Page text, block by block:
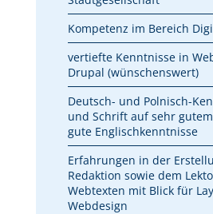
Kompetenz im Bereich
vertiefte Kenntnisse in
Drupal (wünschenswert)
Deutsch- und Polnisch-
und Schrift auf sehr
gute Englischkenntnisse
Erfahrungen in der
Redaktion sowie dem
Webtexten mit Blick für
Webdesign